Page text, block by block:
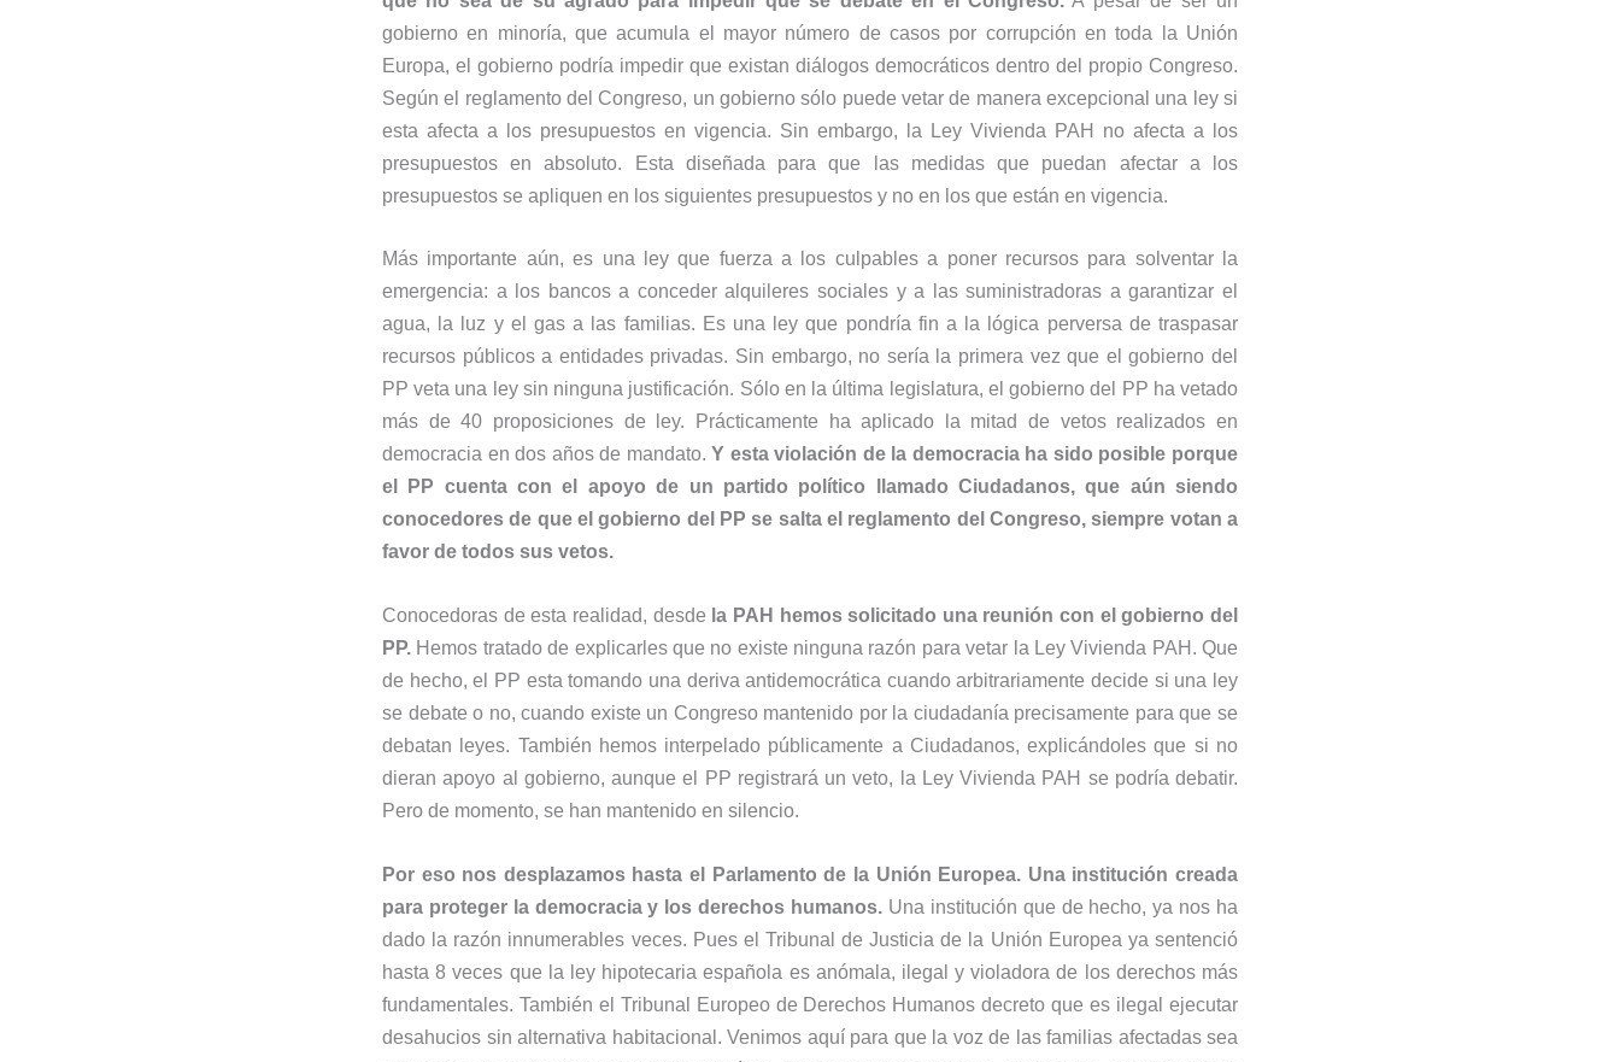
gobierno en minoría, que acumula el mayor número de casos por corrupción en toda la Unión
Europa, el gobierno podría impedir que existan diálogos democráticos dentro del propio Congreso.
Según el reglamento del Congreso, un gobierno sólo puede vetar de manera excepcional una ley si
esta afecta a los presupuestos en vigencia. Sin embargo, la Ley Vivienda PAH no afecta a los
presupuestos en absoluto. Esta diseñada para que las medidas que puedan afectar a los
presupuestos se apliquen en los siguientes presupuestos y no en los que están en vigencia.
Más importante aún, es una ley que fuerza a los culpables a poner recursos para solventar la
emergencia: a los bancos a conceder alquileres sociales y a las suministradoras a garantizar el
agua, la luz y el gas a las familias. Es una ley que pondría fin a la lógica perversa de traspasar
recursos públicos a entidades privadas. Sin embargo, no sería la primera vez que el gobierno del
PP veta una ley sin ninguna justificación. Sólo en la última legislatura, el gobierno del PP ha vetado
más de 40 proposiciones de ley. Prácticamente ha aplicado la mitad de vetos realizados en
democracia en dos años de mandato.Y esta violación de la democracia ha sido posible porque
el PP cuenta con el apoyo de un partido político llamado Ciudadanos, que aún siendo
conocedores de que el gobierno del PP se salta el reglamento del Congreso, siempre votan a
favor de todos sus vetos.
Conocedoras de esta realidad, desde la PAH hemos solicitado una reunión con el gobierno del
PP. Hemos tratado de explicarles que no existe ninguna razón para vetar la Ley Vivienda PAH. Que
de hecho, el PP esta tomando una deriva antidemocrática cuando arbitrariamente decide si una ley
se debate o no, cuando existe un Congreso mantenido por la ciudadanía precisamente para que se
debatan leyes. También hemos interpelado públicamente a Ciudadanos, explicándoles que si no
dieran apoyo al gobierno, aunque el PP registrará un veto, la Ley Vivienda PAH se podría debatir.
Pero de momento, se han mantenido en silencio.
Por eso nos desplazamos hasta el Parlamento de la Unión Europea. Una institución creada
para proteger la democracia y los derechos humanos. Una institución que de hecho, ya nos ha
dado la razón innumerables veces. Pues el Tribunal de Justicia de la Unión Europea ya sentenció
hasta 8 veces que la ley hipotecaria española es anómala, ilegal y violadora de los derechos más
fundamentales. También el Tribunal Europeo de Derechos Humanos decreto que es ilegal ejecutar
desahucios sin alternativa habitacional. Venimos aquí para que la voz de las familias afectadas sea